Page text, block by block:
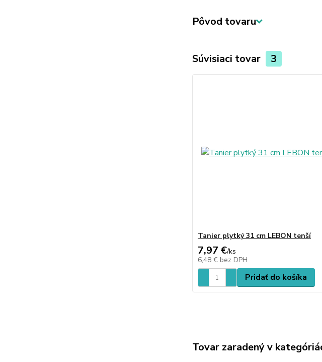
Pôvod tovaru
Súvisiaci tovar 3
Tanier plytký 31 cm LEBON tenší
7,97 €/ks
6,48 € bez DPH
Pridať do košíka
Tovar zaradený v